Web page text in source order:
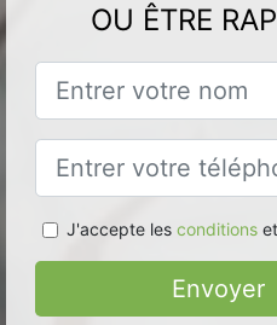
OU ÊTRE
J'accepte les conditionset
Envoyer